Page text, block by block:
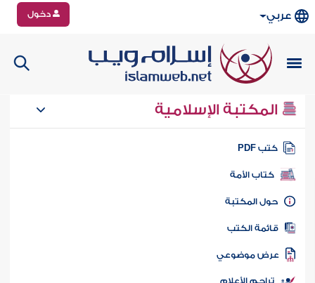
عربي دخول
المكتبة الإسلامية
كتب PDF
كتاب الأمة
المكتبة
الكتب